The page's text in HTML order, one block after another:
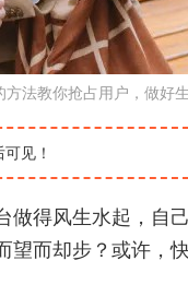
法教你抢占用户，做好
可见！
得风生水起，自
望而却步？或许，